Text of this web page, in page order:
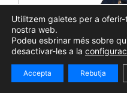
Members Calling
“Només un
aconseguit l’èxit”
Utilitzem galetes per a
nostra web.
Podeu esbrinar més sobre
desactivar-les a la
Accepta Rebutja